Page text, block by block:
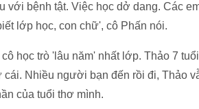
với bệnh tật. Việc học dở dang. Các
lớp học, con chữ', cô Phấn nói.
học trò 'lâu năm' nhất lớp. Thảo 7
Nhiều người bạn đến rồi đi, Thảo
của tuổi thơ mình.